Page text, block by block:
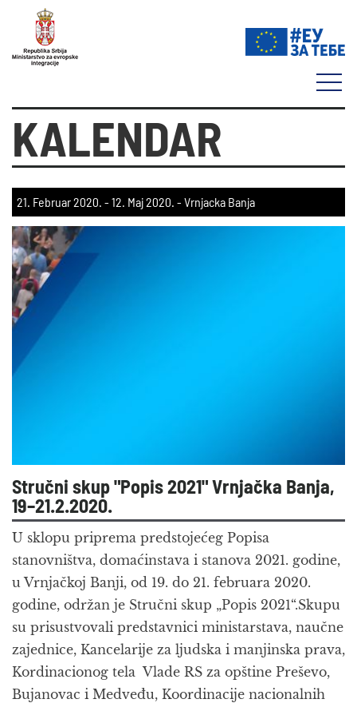
KALENDAR
21. Februar 2020. - 12. Maj 2020. - Vrnjacka Banja
Stručni skup "Popis 2021" Vrnjačka Banja,
19–21.2.2020.
U sklopu priprema predstojećeg Popisa
stanovništva, domaćinstava i stanova 2021. godine,
u Vrnjačkoj Banji, od 19. do 21. februara 2020.
godine, održan je Stručni skup „Popis 2021“.Skupu
su prisustvovali predstavnici ministarstava, naučne
zajednice, Kancelarije za ljudska i manjinska prava,
Kordinacionog tela Vlade RS za opštine Preševo,
Bujanovac i Medveđu, Koordinacije nacionalnih